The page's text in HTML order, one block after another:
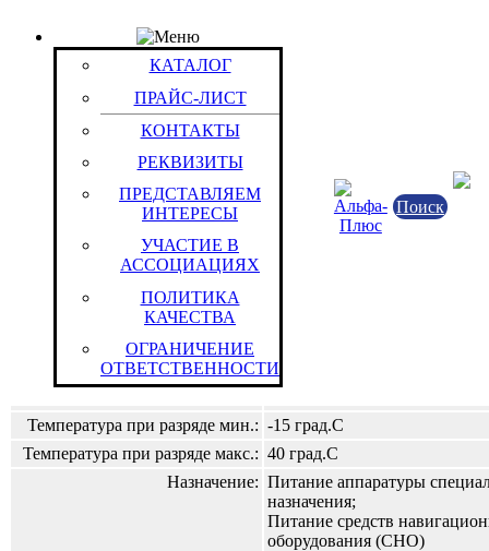
КАТАЛОГ
ПРАЙС-ЛИСТ
КОНТАКТЫ
РЕКВИЗИТЫ
ПРЕДСТАВЛЯЕМ
ИНТЕРЕСЫ
УЧАСТИЕ В
АССОЦИАЦИЯХ
ПОЛИТИКА
КАЧЕСТВА
ОГРАНИЧЕНИЕ
ОТВЕТСТВЕННОСТИ
Поиск
Товар: Батарея "Элемс- 80" (4,0 В 80 Ач)
Код товара: 13625
АО «ВЕРХНЕУФАЛЕЙСКИЙ ЗАВОД
Российская Федерация
Штука (ОКЕИ:796)
Характеристики
Информация
Инструкции
Видео
Электрохимическая система:
Начальное напряжение: 0 В
Температура при разряде мин.: -15 град.С
Температура при разряде макс.: 40 град.С
Назначение: Питание аппаратуры
назначения;
Питание средств
оборудования (СНО)